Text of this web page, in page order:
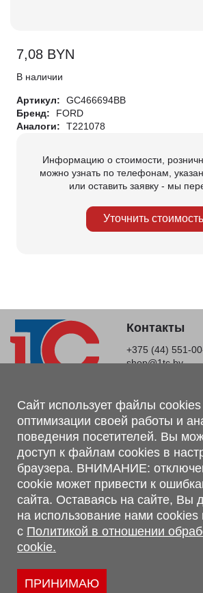
7,08 BYN
В наличии
Артикул:
GC466694BB
Бренд:
FORD
Аналоги:
T221078
Информацию о стоимости,
можно узнать по телефонам,
или оставить заявку - мы
Уточнить стоимость
Контакты
+375 (44) 551-
shop@1tc.by
Магазин, склад
г. Минск, Минский р-н, п. Привольный, ул.
223062
г. Брест, ул. Лейтенанта Рябцева, 108 В,
Обращаем Ваше внимание, что вся
информация, касающаяся комплектаций,
характеристик, цветовых сочетаний, а
сервисного обслуживания носит
не является публичной офертой,
Гражданского кодекса Республики
Политика обработки персональных данных
Политикой в отношении обработки
Сайт использует файлы
оптимизации своей работы и
поведения посетителей. Вы
доступ к файлам cookies в
браузера. ВНИМАНИЕ:
cookie может привести к
сайта. Оставаясь на сайте, Вы
на использование нами cookies
с Политикой в отношении
cookie.
ПРИНИМАЮ